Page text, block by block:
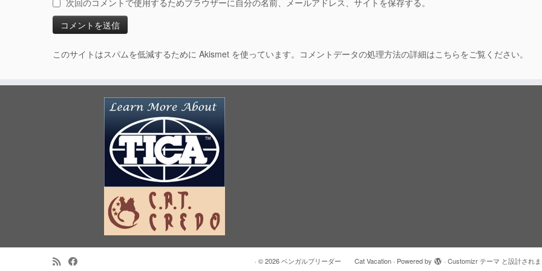
次回のコメントで使用するためブラウザーに自分の名前、メールアドレス、サイトを保存する。
このサイトはスパムを低減するために Akismet を使っています。 コメントデータの処理方法の詳細はこちらをご覧ください。
· © 2026ベンガルブリーダー Cat Vacation · Powered by · Customizr テーマ と設計され